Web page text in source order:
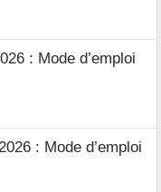
: Mode d’emploi
: Mode d’emploi